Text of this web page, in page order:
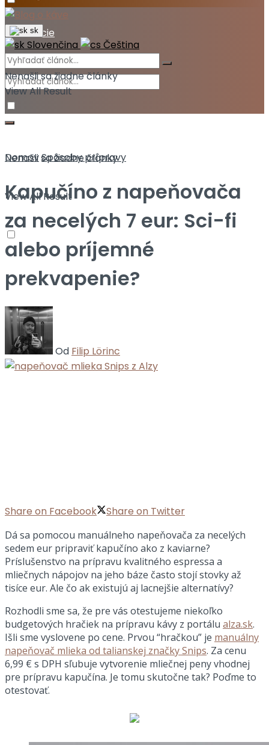
Akcie
Nenašli sa žiadne články
View All Result
sk
Slovenčina Čeština
Nenašli sa žiadne články
View All Result
DomovSpôsoby prípravy
Kapučíno z napeňovača
za necelých 7 eur: Sci-fi
alebo príjemné
prekvapenie?
Od Filip Lörinc
Share on Facebook Share on Twitter
Dá sa pomocou manuálneho napeňovača za necelých
sedem eur pripraviť kapučíno ako z kaviarne?
Príslušenstvo na prípravu kvalitného espressa a
mliečnych nápojov na jeho báze často stojí stovky až
tisíce eur. Ale čo ak existujú aj lacnejšie alternatívy?
Rozhodli sme sa, že pre vás otestujeme niekoľko
budgetových hračiek na prípravu kávy z portálu alza.sk.
Išli sme vyslovene po cene. Prvou “hračkou” je manuálny
napeňovač mlieka od talianskej značky Snips. Za cenu
6,99 € s DPH sľubuje vytvorenie mliečnej peny vhodnej
pre prípravu kapučína. Je tomu skutočne tak? Poďme to
otestovať.